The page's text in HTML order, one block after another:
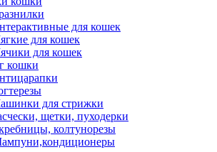
для кошек
для кошек
для кошек
кошки
для стрижки
щетки, пуходерки
колтунорезы